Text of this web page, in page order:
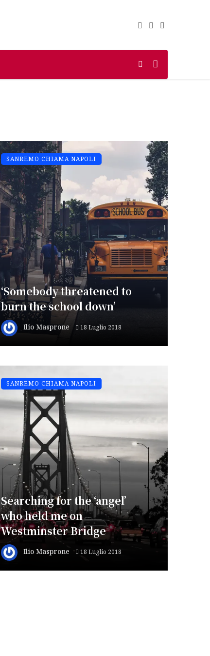
‘Somebody threatened to
burn the school down’
Ilio Masprone 18 Luglio 2018
SANREMO CHIAMA NAPOLI
Searching for the ‘angel’
who held me on
Westminster Bridge
Ilio Masprone 18 Luglio 2018
SANREMO CHIAMA NAPOLI